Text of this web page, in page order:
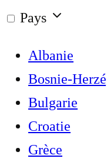
Pays
Albanie
Bosnie-
Bulgarie
Croatie
Grèce